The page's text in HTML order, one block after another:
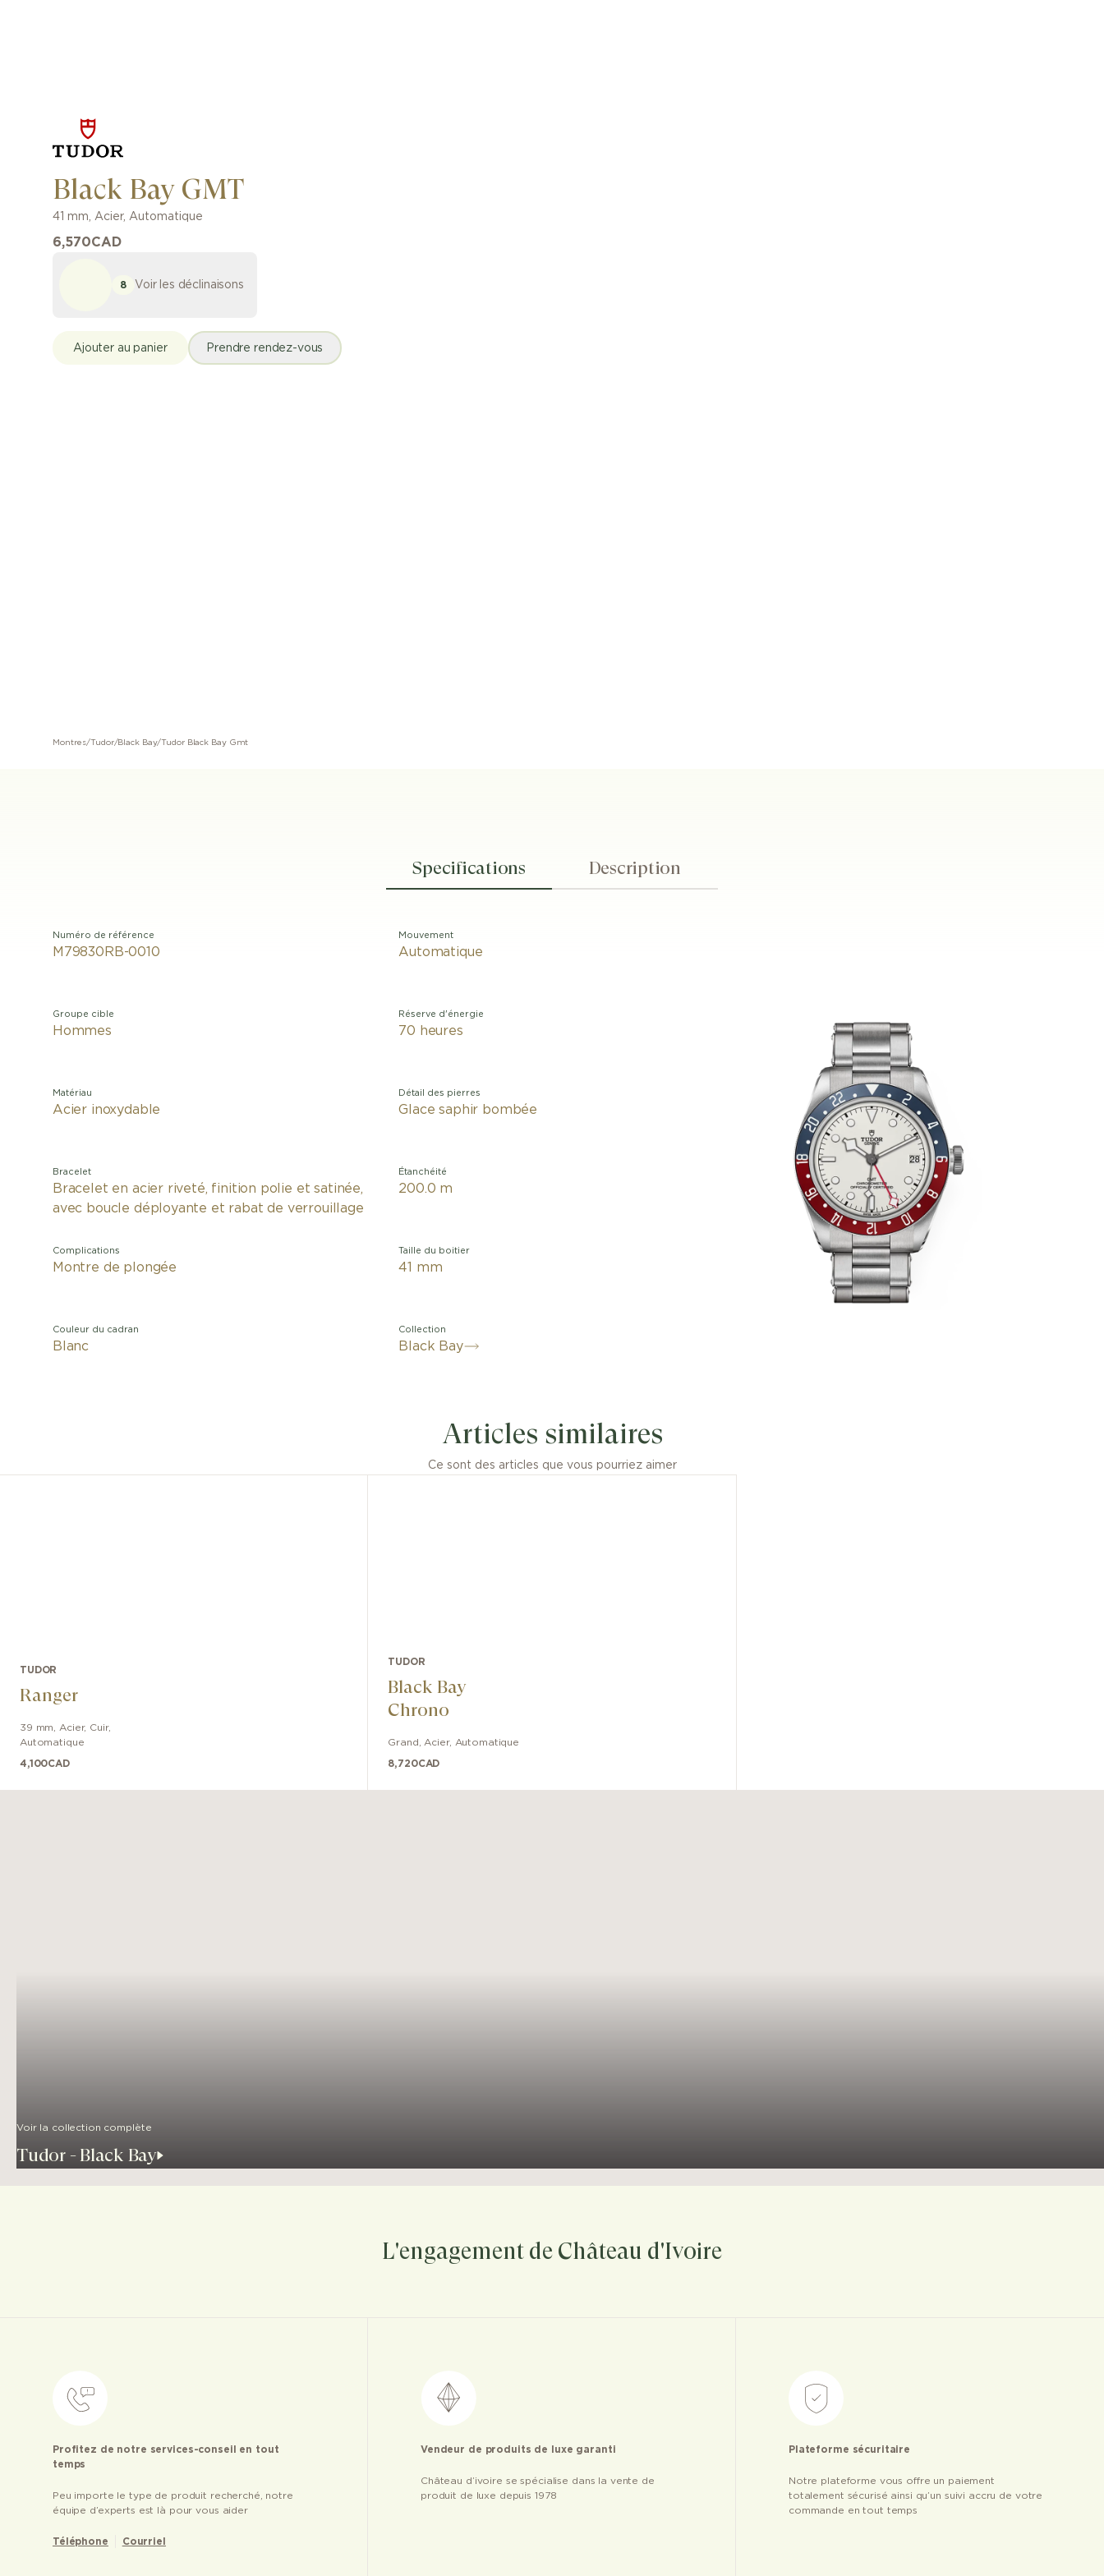
Black Bay GMT
41 mm, Acier, Automatique
6,570CAD
8 Voir les déclinaisons
Ajouter au panier Prendre rendez-vous
Montres/Tudor/Black Bay/Tudor Black Bay Gmt
Specifications Description
Numéro de référence
M79830RB-0010
Groupe cible
Hommes
Matériau
Acier inoxydable
Bracelet
Bracelet en acier riveté, finition polie et satinée,
avec boucle déployante et rabat de verrouillage
Complications
Montre de plongée
Couleur du cadran
Blanc
Mouvement
Automatique
Réserve d'énergie
70 heures
Détail des pierres
Glace saphir bombée
Étanchéité
200.0 m
Taille du boitier
41 mm
Collection
Black Bay
Articles similaires
Ce sont des articles que vous pourriez aimer
TUDOR
Ranger
39 mm Acier, Cuir,
Automatique
4,100CAD
TUDOR
Black Bay
Chrono
Grand Acier, Automatique
8,720CAD
Voir la collection complète
Tudor - Black Bay
L'engagement de Château d'Ivoire
Profitez de notre services-conseil en tout
temps
Peu importe le type de produit recherché, notre
équipe d’experts est là pour vous aider
Téléphone Courriel
Vendeur de produits de luxe garanti
Château d’ivoire se spécialise dans la vente de
produit de luxe depuis 1978
Plateforme sécuritaire
Notre plateforme vous offre un paiement
totalement sécurisé ainsi qu’un suivi accru de votre
commande en tout temps